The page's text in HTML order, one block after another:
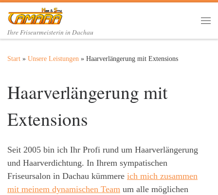
Zum Inhalt springen
Ihre Friseurmeisterin in Dachau
Start » Unsere Leistungen » Haarverlängerung mit Extensions
Haarverlängerung mit
Extensions
Seit 2005 bin ich Ihr Profi rund um Haarverlängerung
und Haarverdichtung. In Ihrem sympatischen
Friseursalon in Dachau kümmere ich mich zusammen
mit meinem dynamischen Team um alle möglichen